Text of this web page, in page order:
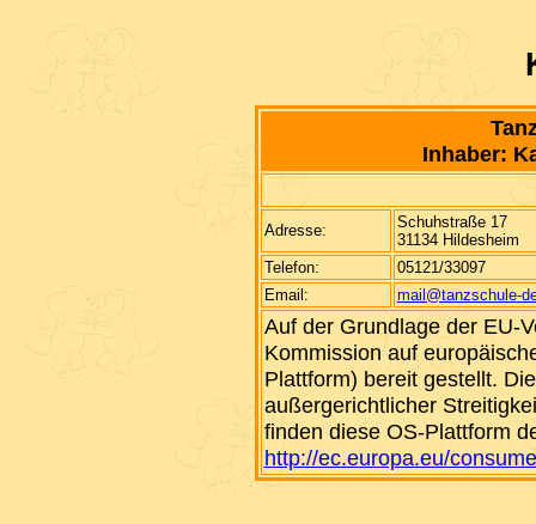
Inhaber:
Adresse:
Schuhstraße 17
31134 Hildesheim
Telefon:
05121/33097
Email:
mail@tanzschule-
Auf der Grundlage der EU-
Kommission auf
Plattform) bereit gestellt.
außergerichtlicher
finden diese OS-Plattform
http://ec.europa.eu/